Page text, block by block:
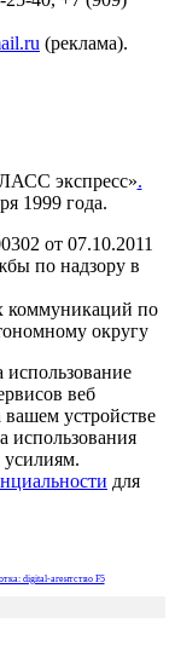
(реклама).
экспресс».
1999 года.
от 07.10.2011
по надзору в
коммуникаций по
округу
веб
устройстве
использования
для
digital-агентство F5